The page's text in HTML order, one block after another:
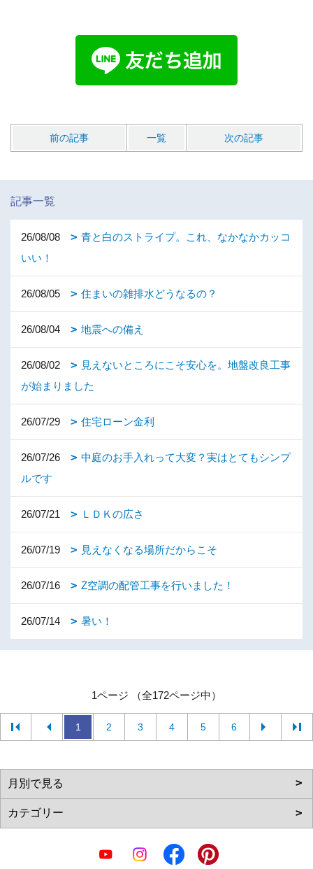
前の記事 一覧 次の記事
記事一覧
26/08/08
青と白のストライプ。これ、なかなかカッコ
いい！
26/08/05 住まいの雑排水どうなるの？
26/08/04 地震への備え
26/08/02
見えないところにこそ安心を。地盤改良工事
が始まりました
26/07/29 住宅ローン金利
26/07/26
中庭のお手入れって大変？実はとてもシンプ
ルです
26/07/21 ＬＤＫの広さ
26/07/19 見えなくなる場所だからこそ
26/07/16 Z空調の配管工事を行いました！
26/07/14 暑い！
1ページ （全172ページ中）
1 2 3 4 5 6